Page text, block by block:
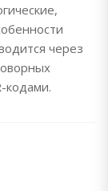
через
кодами.